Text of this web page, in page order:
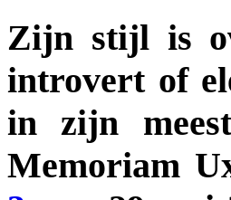
Zijn stijl is
introvert of
in zijn
Memoriam